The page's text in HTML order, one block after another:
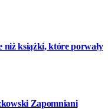
niż książki, które porwały
Zapomniani